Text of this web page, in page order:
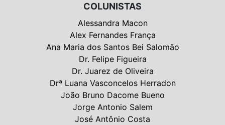
COLUNISTAS
Alessandra Macon
Alex Fernandes França
Ana Maria dos Santos Bei Salomão
Dr. Felipe Figueira
Dr. Juarez de Oliveira
Drª Luana Vasconcelos Herradon
João Bruno Dacome Bueno
Jorge Antonio Salem
José Antônio Costa